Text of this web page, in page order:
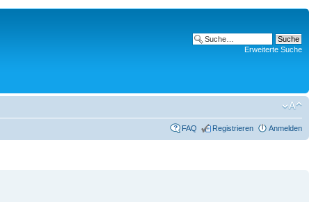
Erweiterte Suche
FAQ Registrieren Anmelden